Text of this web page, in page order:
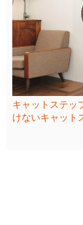
キャットステッ
けないキャット